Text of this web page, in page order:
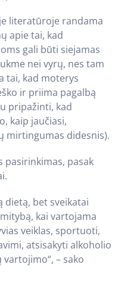
literatūroje randama
apie tai, kad
gali būti siejamas
nei vyrų, nes tam
tai, kad moterys
ir priima pagalbą
pripažinti, kad
kaip jaučiasi,
mirtingumas didesnis).
pasirinkimas, pasak
dietą, bet sveikatai
kai vartojama
veiklas, sportuoti,
atsisakyti alkoholio
– sako